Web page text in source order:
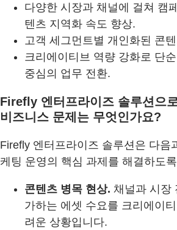
다양한 시장과 채널에 걸쳐 캠
텐츠 지역화 속도 향상.
고객 세그먼트별 개인화된 콘
크리에이티브 역량 강화로 단
중심의 업무 전환.
Firefly 엔터프라이즈 솔루션으
비즈니스 문제는 무엇인가요?
Firefly 엔터프라이즈 솔루션은 다음
케팅 운영의 핵심 과제를 해결하도
콘텐츠 병목 현상. 채널과 시장
가하는 에셋 수요를 크리에이
려운 상황입니다.